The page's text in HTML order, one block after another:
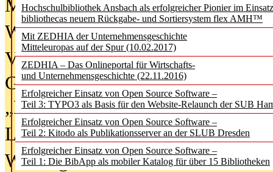
Hochschulbibliothek Ansbach als erfolgreicher Pionier im
bibliothecas neuem Rückgabe- und Sortiersystem flex AMH™
Mit ZEDHIA der Unternehmensgeschichte
Mitteleuropas auf der Spur (10.02.2017)
ZEDHIA – Das Onlineportal für Wirtschafts-
und Unternehmensgeschichte (22.11.2016)
Erfolgreicher Einsatz von Open Source Software –
Teil 3: TYPO3 als Basis für den Website-Relaunch der SUB
Erfolgreicher Einsatz von Open Source Software –
Teil 2: Kitodo als Publikationsserver an der SLUB Dresden
Erfolgreicher Einsatz von Open Source Software –
Teil 1: Die BibApp als mobiler Katalog für über 15 Bibliotheken
Metadaten als Infrastruktur
Wenn Bots katalogisieren
Von Abschlusskleidern bis
Geisterjagd-Ausrüstung in der
„Library of Things“ unterwegs
Lesen als Infrastrukturaufgabe
Wie Jugendliche Social Media